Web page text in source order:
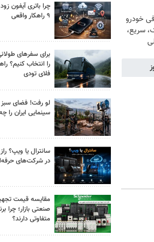
خودرو
سریع،
چرا باتری آیفون
۹ راهکار واقعی
برای سفرهای
را انتخاب کنیم؟
فلای تودی
لو رفت! فضای
سینمایی ایران را
سانترال یا ویپ؟ راز
در شرکت‌های
مقایسه قیمت
صنعتی بازار؛ چرا
متفاوتی دارند؟